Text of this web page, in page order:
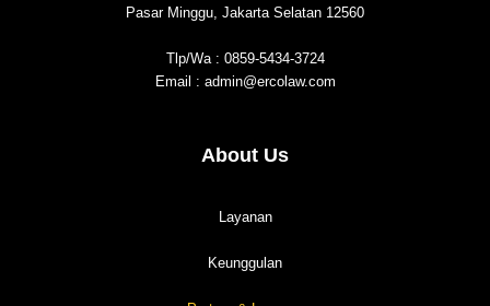
Pasar Minggu, Jakarta Selatan 12560
Tlp/Wa : 0859-5434-3724
Email : admin@ercolaw.com
About Us
Layanan
Keunggulan